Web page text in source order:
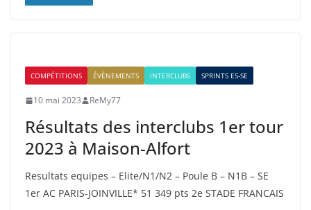
COMPÉTITIONS ÉVÉNEMENTS INTERCLUBS SPRINTS ES-SE
10 mai 2023 ReMy77
Résultats des interclubs 1er tour
2023 à Maison-Alfort
Resultats equipes – Elite/N1/N2 – Poule B – N1B – SE
1er AC PARIS-JOINVILLE* 51 349 pts 2e STADE FRANCAIS